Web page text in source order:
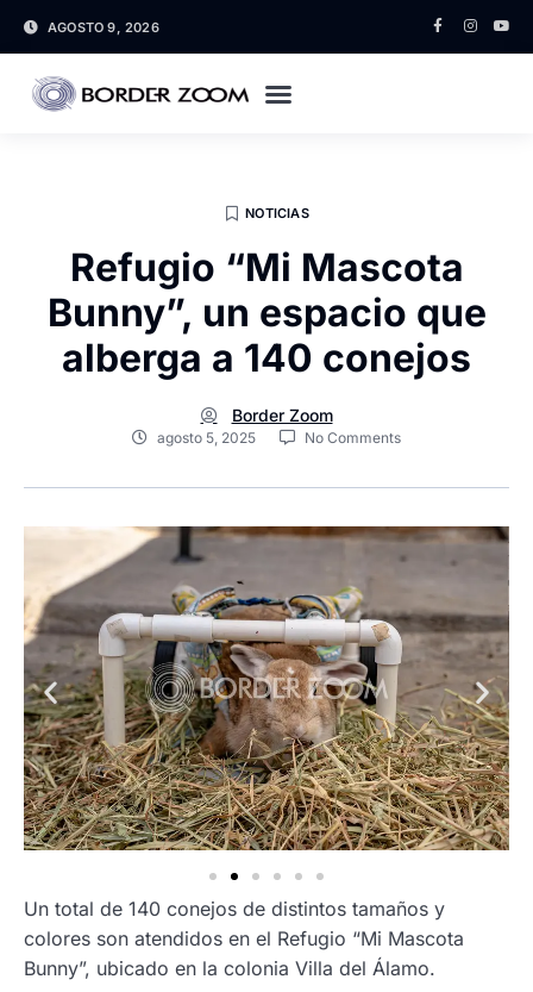
AGOSTO 9, 2026
NOTICIAS
Refugio “Mi Mascota
Bunny”, un espacio que
alberga a 140 conejos
Border Zoom
agosto 5, 2025 No Comments
Un total de 140 conejos de distintos tamaños y
colores son atendidos en el Refugio “Mi Mascota
Bunny”, ubicado en la colonia Villa del Álamo.